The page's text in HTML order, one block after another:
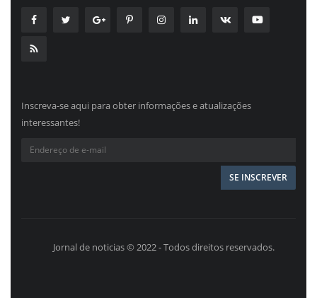
Inscreva-se aqui para obter informações e atualizações
interessantes!
Jornal de noticias © 2022 - Todos direitos reservados.